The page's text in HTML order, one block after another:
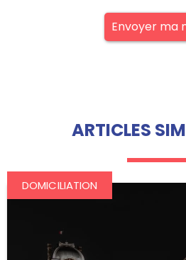
Envoyer ma
ARTICLES
DOMICILIATION